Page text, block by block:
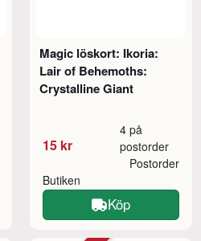
Magic löskort: Ikoria:
Lair of Behemoths:
Crystalline Giant
15 kr
4 på
postorder
Butiken
Postorder
Köp